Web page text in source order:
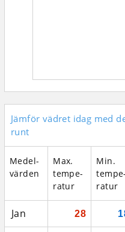
Jämför vädret idag med
runt
Medel­
vär­den
Max.
tempe­
ratur
Min.
tempe­
ratur
Jan 28